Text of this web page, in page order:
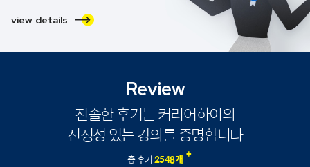
view details
Review
진솔한 후기는 커리어하이의
진정성 있는 강의를 증명합니다
총 후기2548개 +